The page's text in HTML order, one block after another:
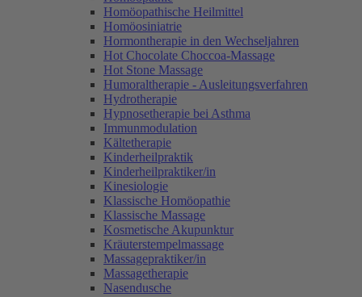
Homöopathische Heilmittel
Homöosiniatrie
Hormontherapie in den Wechseljahren
Hot Chocolate Choccoa-Massage
Hot Stone Massage
Humoraltherapie - Ausleitungsverfahren
Hydrotherapie
Hypnosetherapie bei Asthma
Immunmodulation
Kältetherapie
Kinderheilpraktik
Kinderheilpraktiker/in
Kinesiologie
Klassische Homöopathie
Klassische Massage
Kosmetische Akupunktur
Kräuterstempelmassage
Massagepraktiker/in
Massagetherapie
Nasendusche